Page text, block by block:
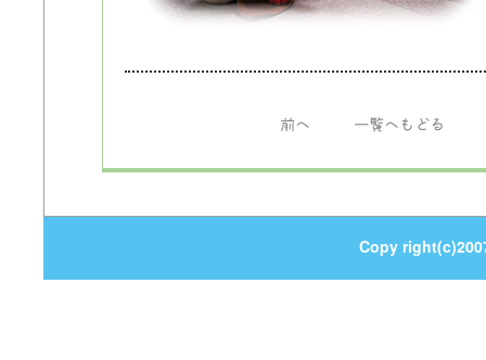
前へ 一覧へもどる
Copy